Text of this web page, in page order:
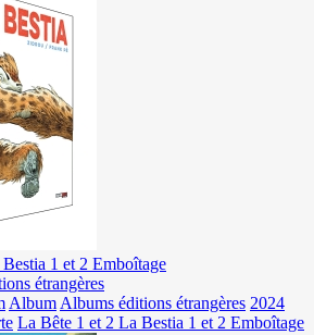
1 et 2 Emboîtage
étrangères
Album Albums éditions étrangères 2024
La Bête 1 et 2 La Bestia 1 et 2 Emboîtage